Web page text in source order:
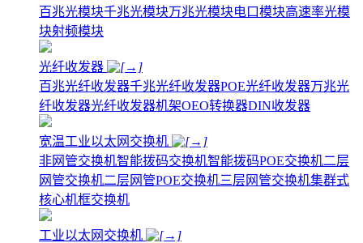
百兆光模块千兆光模块万兆光模块电口模块高速率光模
块射频模块
光纤收发器
百兆光纤收发器千兆光纤收发器POE光纤收发器万兆光
纤收发器光纤收发器机架OEO转换器DIN收发器
宽温工业以太网交换机
非网管交换机智能拨码交换机智能拨码POE交换机二层
网管交换机二层网管POE交换机三层网管交换机集群式
核心机框交换机
工业以太网交换机